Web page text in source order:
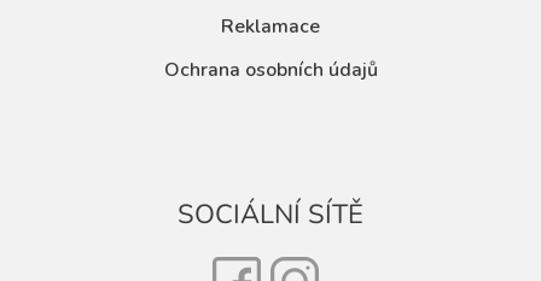
Reklamace
Ochrana osobních údajů
SOCIÁLNÍ SÍTĚ
FacebookInstagram